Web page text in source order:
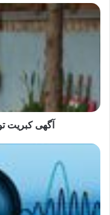
آگهی
کبریت
توکلی
سالگی
آگهی کبریت توکلی
آگهی
،
قطعات
جلوبندی